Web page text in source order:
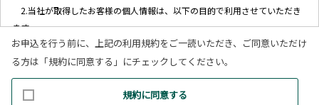
2.当社が取得したお客様の個人情報は、以下の目的で利用させていただき
ます。
(1)お客様リクエストに対応するにあたって問題が発生した場合の確認・
連絡
(2)お客様から照会があった場合のリクエスト情報の確認
(3)お客様に不利益を与えないために行う、お客様に対する迅速なご連絡
お申込を行う前に、上記の利用規約をご一読いただき、ご同意いただけ
る方は「規約に同意する」にチェックしてください。
規約に同意する